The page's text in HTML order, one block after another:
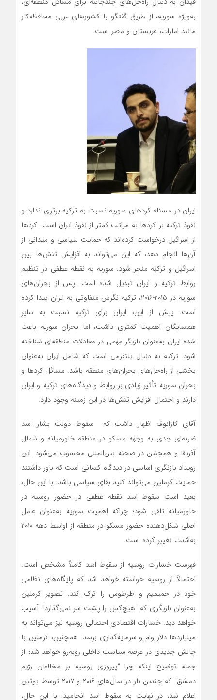
به‌ویژه سوریه، از طریق گفتگو با کشورهای عربی محافظه‌کار
مانند امارات، عربستان و مصر است.
ایران در مسئله کردهای سوریه نسبت به ترکیه برتری ندارد و
نفوذ ترکیه بر کردها به مراتب کمتر از نفوذ ایران است. کردها
از اسرائیل درخواست کرده‌اند که حمایت سیاسی و میدانی از
آن‌ها انجام دهد، که این می‌تواند به افزایش تنش‌ها بین
اسرائیل و ترکیه منجر شود. سوریه به نقطه عطفی در تنظیم
روابط ترکیه و ایران تبدیل شده است. پس از بحران‌های
سوریه در ۲۰۱۵-۲۰۱۶، ترکیه نگرش متفاوتی به ایران پیدا کرده
است. پیش از این، ایران برای ترکیه نسبت به سایر
همسایگان اهمیت کمتری داشت، اما بحران سوریه باعث
شده ایران به‌عنوان بازیگر مهمی در معادلات منطقه‌ای شناخته
شود. ترکیه به دنبال پلتفرمی است که شامل ایران به‌عنوان
بخشی از راه‌حل‌های بحران‌های منطقه باشد. مسائل کردها و
بحران سوریه تأثیر زیادی بر روابط و دیدگاه‌های ترکیه و ایران
دارند و احتمال افزایش تنش‌ها در این زمینه وجود دارد.
آقای کاژانوف اظهار داشت که سقوط دولت بشار اسد
ضربه‌ای جدی به وجهه مسکو در منطقه خاورمیانه و شمال
آفریقا و همچنین در صحنه بین‌المللی محسوب می‌شود. این
رویداد بازنگری اساسی در دیدگاه کسانی است که باور داشتند
حمایت کرملین می‌تواند کلید بقای سیاسی باشد. با این حال،
بعید است سقوط اسد نقطه عطفی در حضور روسیه در
خاورمیانه تلقی شود؛ چراکه اهمیت سوریه به‌عنوان عامل
اصلی شکل‌دهنده حضور مسکو در منطقه از اواسط دهه ۲۰۱۰
به‌شدت تغییر کرده است.
فهرست خسارات روسیه از سقوط اسد کاملاً مشخص است:
احتمالاً از روسیه خواسته خواهد شد که پایگاه‌های نظامی
خود در حمیمیم و طرطوس را ترک کند. تصویر کرملین
به‌عنوان بازیگری که “هیچ‌کس را پشت سر نمی‌گذارد” آسیب
خواهد دید. خسارات اقتصادی احتمالی روسیه نیز می‌تواند به
میلیاردها دلار وام و سرمایه‌گذاری برسد. همچنین، کرملین با
چالش جدیدی در عرصه سیاست داخلی روبه‌رو خواهد شد؛ از
جمله توضیح اینکه چرا “پیروزی روسیه بر مخالفان رژیم
دمشق” که چندین بار در سال‌های ۲۰۱۶ و ۲۰۱۷ توسط پوتین
اعلام شد، در نهایت به سقوط اسد انجامید. با این حال،